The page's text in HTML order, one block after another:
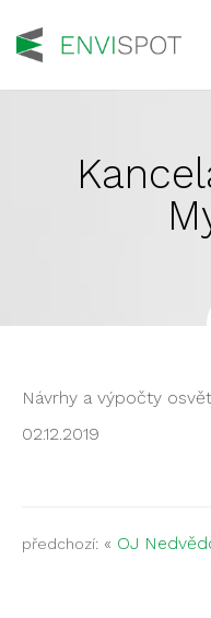
Návrhy a výpočty
02.12.2019
předchozí: « OJ